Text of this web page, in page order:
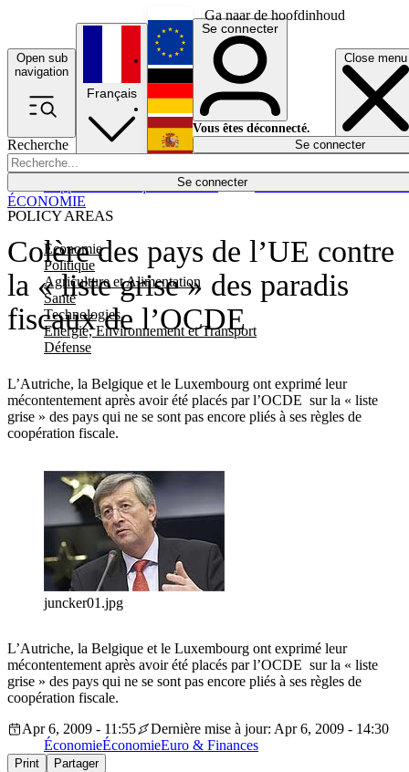
Ga naar de hoofdinhoud
Open sub
navigation
Close menu
Recherche
Se connecter
POLICY AREAS
Economie
Politique
Agriculture et Alimentation
Santé
Technologies
Energie, Environnement et Transport
Défense
Économie
Français
English
Deutsch
Español
Se connecter
Vous êtes déconnecté.
Se connecter
Colère des pays de l’UE contre
la « liste grise » des paradis
fiscaux de l’OCDE
L’Autriche, la Belgique et le Luxembourg ont exprimé leur
mécontentement après avoir été placés par l’OCDE sur la « liste
grise » des pays qui ne se sont pas encore pliés à ses règles de
coopération fiscale.
ÉCONOMIE
juncker01.jpg
L’Autriche, la Belgique et le Luxembourg ont exprimé leur
mécontentement après avoir été placés par l’OCDE sur la « liste
grise » des pays qui ne se sont pas encore pliés à ses règles de
coopération fiscale.
Apr 6, 2009 - 11:55
Dernière mise à jour: Apr 6, 2009 - 14:30
ÉconomieÉconomieEuro & Finances
Print Partager